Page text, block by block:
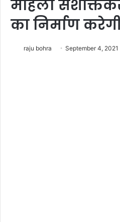
महिला
का निर्माण
raju bohra September 4, 2021